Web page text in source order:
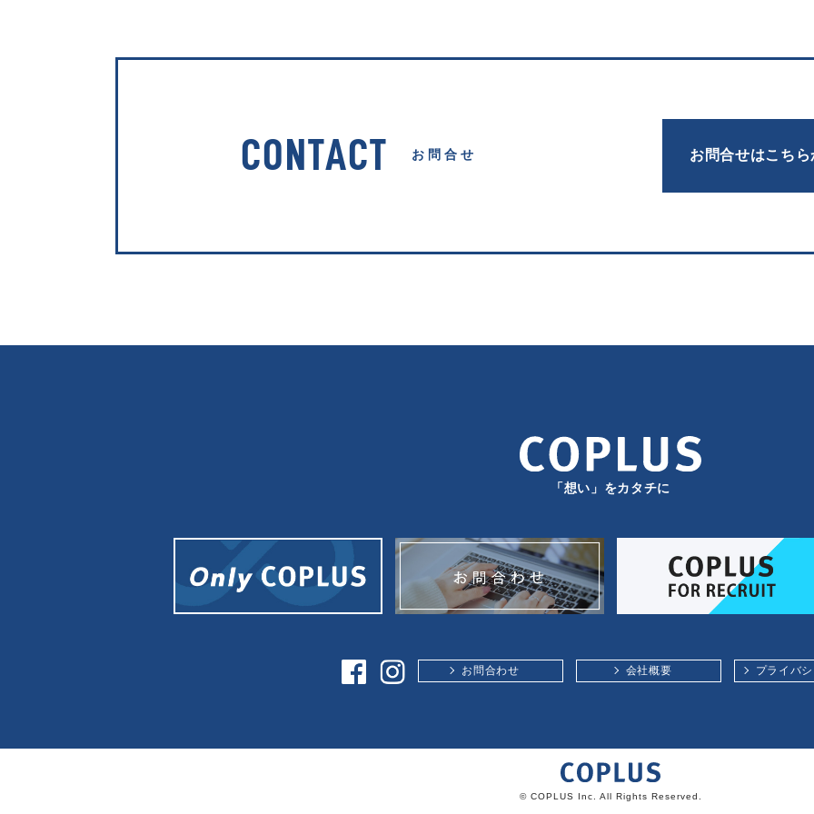
CONTACT お問合せ お問合せはこちら
「想い」をカタチに
お問合わせ 会社概要 プライバ
© COPLUS Inc. All Rights Reserved.